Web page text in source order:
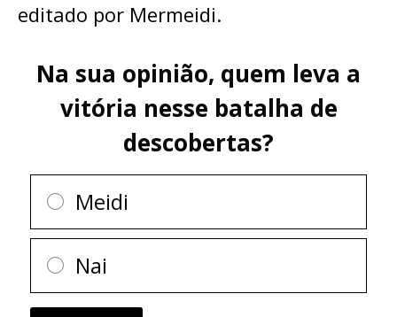
editado por Mermeidi.
Na sua opinião, quem leva a
vitória nesse batalha de
descobertas?
Meidi
Nai